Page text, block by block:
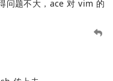
问题不大，ace 对 vim 的